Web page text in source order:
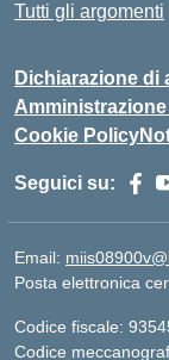
Tutti gli argomenti
Dichiarazione di
Cookie Policy
Seguici su:
Email:
Posta elettronica
Codice fiscale:
Codice